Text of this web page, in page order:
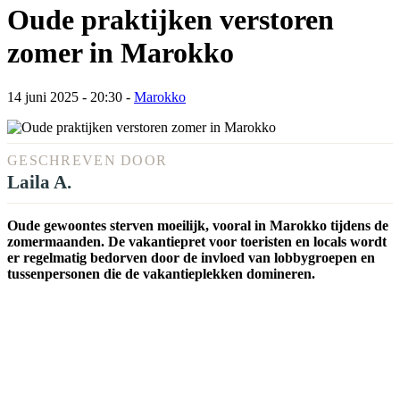
Oude praktijken verstoren
zomer in Marokko
14 juni 2025 - 20:30 - Marokko
GESCHREVEN DOOR
Laila A.
Oude gewoontes sterven moeilijk, vooral in Marokko tijdens de
zomermaanden. De vakantiepret voor toeristen en locals wordt
er regelmatig bedorven door de invloed van lobbygroepen en
tussenpersonen die de vakantieplekken domineren.